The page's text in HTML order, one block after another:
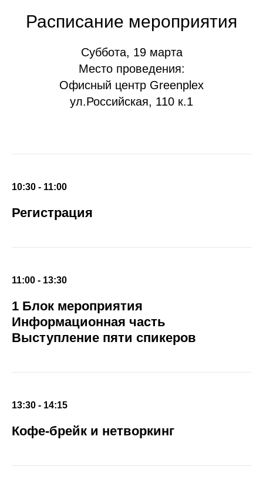
Расписание мероприятия
Суббота, 19 марта
Место проведения:
Офисный центр Greenplex
ул.Российская, 110 к.1
10:30 - 11:00
Регистрация
11:00 - 13:30
1 Блок мероприятия
Информационная часть
Выступление пяти спикеров
13:30 - 14:15
Кофе-брейк и нетворкинг